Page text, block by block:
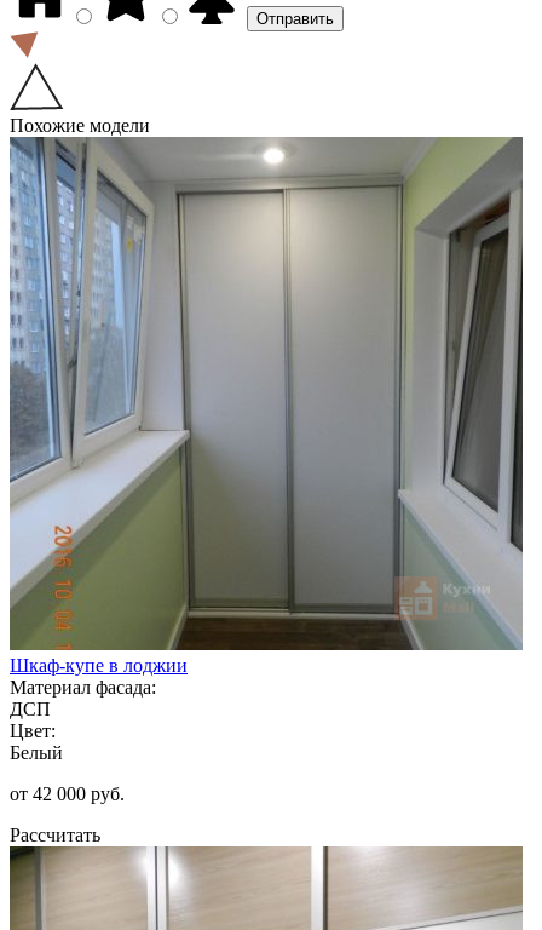
Похожие модели
Шкаф-купе в лоджии
Материал фасада:
ДСП
Цвет:
Белый
от 42 000 руб.
Рассчитать